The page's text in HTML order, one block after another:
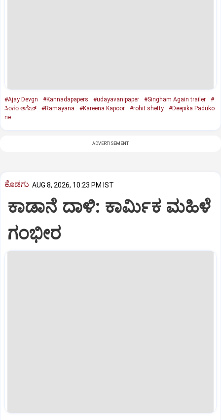
#Ajay Devgn #Kannadapapers #udayavanipaper #Singham Again trailer
#
ಸಿಂಗಂ ಅಗೇನ್‌
#Ramayana #Kareena Kapoor #rohit shetty
#Deepika Paduko
ne
ADVERTISEMENT
ಕೊಡಗು AUG 8, 2026, 10:23 PM IST
ಕಾಡಾನೆ ದಾಳಿ: ಕಾರ್ಮಿಕ ಮಹಿಳೆ
ಗಂಭೀರ